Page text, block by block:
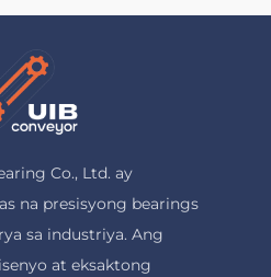
Co., Ltd. ay
na presisyong bearings
sa industriya. Ang
at eksaktong